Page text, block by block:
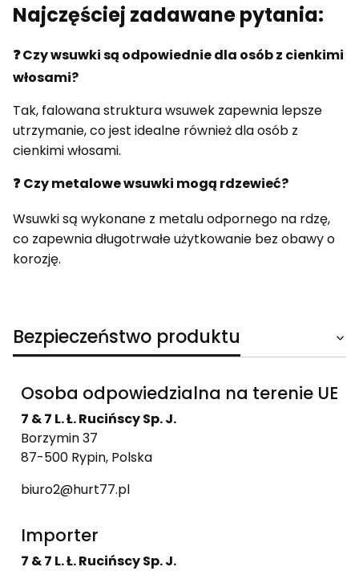
Najczęściej zadawane pytania:
❓ Czy wsuwki są odpowiednie dla osób z cienkimi
włosami?
Tak, falowana struktura wsuwek zapewnia lepsze
utrzymanie, co jest idealne również dla osób z
cienkimi włosami.
❓ Czy metalowe wsuwki mogą rdzewieć?
Wsuwki są wykonane z metalu odpornego na rdzę,
co zapewnia długotrwałe użytkowanie bez obawy o
korozję.
Bezpieczeństwo produktu
Osoba odpowiedzialna na terenie UE
7 & 7 L. Ł. Rucińscy Sp. J.
Borzymin 37
87-500 Rypin, Polska
biuro2@hurt77.pl
Importer
7 & 7 L. Ł. Rucińscy Sp. J.